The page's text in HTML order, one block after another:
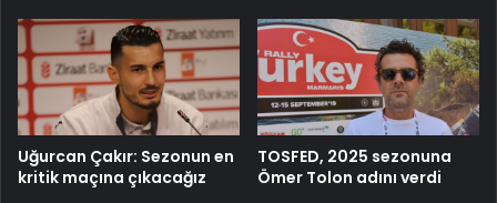
Uğurcan Çakır: Sezonun en
kritik maçına çıkacağız
TOSFED, 2025 sezonuna
Ömer Tolon adını verdi